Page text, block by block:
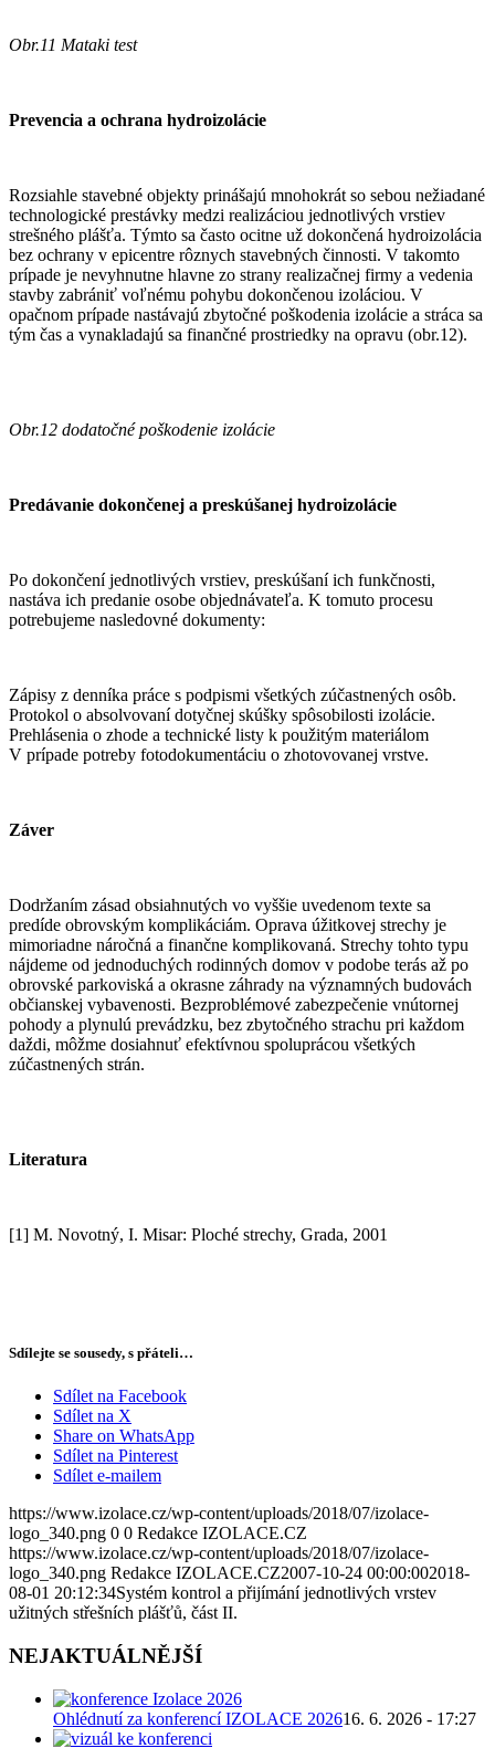
Obr.11 Mataki test
Prevencia a ochrana hydroizolácie
Rozsiahle stavebné objekty prinášajú mnohokrát so sebou nežiadané
technologické prestávky medzi realizáciou jednotlivých vrstiev
strešného plášťa. Týmto sa často ocitne už dokončená hydroizolácia
bez ochrany v epicentre rôznych stavebných činnosti. V takomto
prípade je nevyhnutne hlavne zo strany realizačnej firmy a vedenia
stavby zabrániť voľnému pohybu dokončenou izoláciou. V
opačnom prípade nastávajú zbytočné poškodenia izolácie a stráca sa
tým čas a vynakladajú sa finančné prostriedky na opravu (obr.12).
Obr.12 dodatočné poškodenie izolácie
Predávanie dokončenej a preskúšanej hydroizolácie
Po dokončení jednotlivých vrstiev, preskúšaní ich funkčnosti,
nastáva ich predanie osobe objednávateľa. K tomuto procesu
potrebujeme nasledovné dokumenty:
Zápisy z denníka práce s podpismi všetkých zúčastnených osôb.
Protokol o absolvovaní dotyčnej skúšky spôsobilosti izolácie.
Prehlásenia o zhode a technické listy k použitým materiálom
V prípade potreby fotodokumentáciu o zhotovovanej vrstve.
Záver
Dodržaním zásad obsiahnutých vo vyššie uvedenom texte sa
predíde obrovským komplikáciám. Oprava úžitkovej strechy je
mimoriadne náročná a finančne komplikovaná. Strechy tohto typu
nájdeme od jednoduchých rodinných domov v podobe terás až po
obrovské parkoviská a okrasne záhrady na významných budovách
občianskej vybavenosti. Bezproblémové zabezpečenie vnútornej
pohody a plynulú prevádzku, bez zbytočného strachu pri každom
daždi, môžme dosiahnuť efektívnou spoluprácou všetkých
zúčastnených strán.
Literatura
[1] M. Novotný, I. Misar: Ploché strechy, Grada, 2001
Sdílejte se sousedy, s přáteli…
Sdílet na Facebook
Sdílet na X
Share on WhatsApp
Sdílet na Pinterest
Sdílet e-mailem
https://www.izolace.cz/wp-content/uploads/2018/07/izolace-
logo_340.png 0 0 Redakce IZOLACE.CZ
https://www.izolace.cz/wp-content/uploads/2018/07/izolace-
logo_340.png Redakce IZOLACE.CZ2007-10-24 00:00:002018-
08-01 20:12:34Systém kontrol a přijímání jednotlivých vrstev
užitných střešních plášťů, část II.
NEJAKTUÁLNĚJŠÍ
Ohlédnutí za konferencí IZOLACE 202616. 6. 2026 - 17:27